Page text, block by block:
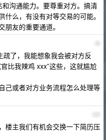
沟通能力。要尊重对方。搞清
么，有没有对等交易的可能。
友的重要通道。
9
疏了，我能想象我会被对方反
比我辣鸡 xxx”这些，这就尴尬
己或者对方业务流程怎么处理等
10
楼主我们有机会交换一下简历压